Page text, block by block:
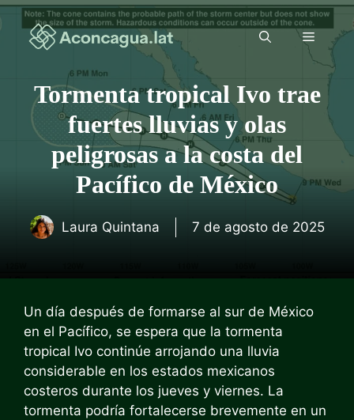
Saltar
al
contenido
Menú
Tormenta tropical Ivo trae
fuertes lluvias y olas
peligrosas a la costa del
Pacífico de México
Laura Quintana 7 de agosto de 2025
Un día después de formarse al sur de México
en el Pacífico, se espera que la tormenta
tropical Ivo continúe arrojando una lluvia
considerable en los estados mexicanos
costeros durante los jueves y viernes. La
tormenta podría fortalecerse brevemente en un